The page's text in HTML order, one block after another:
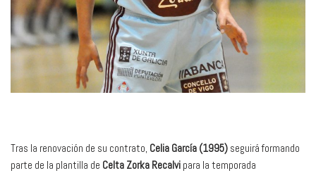
Tras la renovación de su contrato, Celia García (1995) seguirá formando
parte de la plantilla de Celta Zorka Recalvi para la temporada